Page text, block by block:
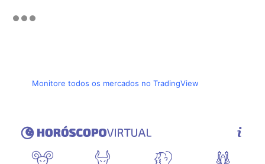
Monitore todos os mercados no TradingView